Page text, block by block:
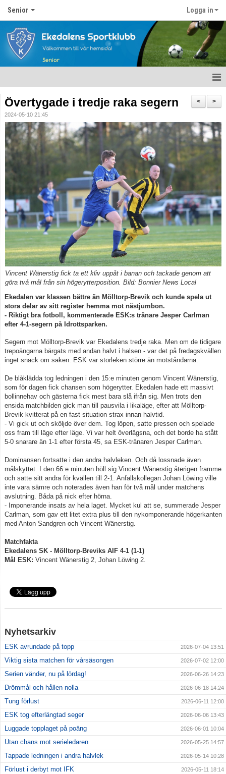
Senior Logga in
Nyheter
Kalender
Matcher
Ekedalens sk seniortrupp
Bildgalleri
Dokument
Kontakt
>
<
Övertygade i tredje raka segern
2024-05-10 21:45
Vincent Wänerstig fick ta ett kliv uppåt i banan och tackade genom att
göra två mål från sin högerytterposition. Bild: Bonnier News Local
Ekedalen var klassen bättre än Mölltorp-Brevik och kunde spela ut
stora delar av sitt register hemma mot nästjumbon.
- Riktigt bra fotboll, kommenterade ESK:s tränare Jesper Carlman
efter 4-1-segern på Idrottsparken.
Segern mot Mölltorp-Brevik var Ekedalens tredje raka. Men om de tidigare
trepoängarna bärgats med andan halvt i halsen - var det på fredagskvällen
inget snack om saken. ESK var storleken större än motståndarna.
De blåklädda tog ledningen i den 15:e minuten genom Vincent Wänerstig,
som för dagen fick chansen som högerytter. Ekedalen hade ett massivt
bollinnehav och gästerna fick mest bara slå ifrån sig. Men trots den
ensida matchbilden gick man till pausvila i likaläge, efter att Mölltorp-
Brevik kvitterat på en fast situation strax innan halvtid.
- Vi gick ut och sköljde över dem. Tog löpen, satte pressen och spelade
oss fram till läge efter läge. Vi var helt överlägsna, och det borde ha stått
5-0 snarare än 1-1 efter första 45, sa ESK-tränaren Jesper Carlman.
Dominansen fortsatte i den andra halvleken. Och då lossnade även
målskyttet. I den 66:e minuten höll sig Vincent Wänerstig återigen framme
och satte sitt andra för kvällen till 2-1. Anfallskollegan Johan Löwing ville
inte vara sämre och noterades även han för två mål under matchens
avslutning. Båda på nick efter hörna.
- Imponerande insats av hela laget. Mycket kul att se, summerade Jesper
Carlman, som gav ett litet extra plus till den nykomponerande högerkanten
med Anton Sandgren och Vincent Wänerstig.
Matchfakta
Ekedalens SK - Mölltorp-Breviks AIF 4-1 (1-1)
Mål ESK: Vincent Wänerstig 2, Johan Löwing 2.
Nyhetsarkiv
ESK avrundade på topp 2026-07-04 13:51
Viktig sista matchen för vårsäsongen 2026-07-02 12:00
Serien vänder, nu på lördag! 2026-06-26 14:23
Drömmål och hållen nolla 2026-06-18 14:24
Tung förlust 2026-06-11 12:00
ESK tog efterlängtad seger 2026-06-06 13:43
Luggade topplaget på poäng 2026-06-01 10:04
Utan chans mot serieledaren 2026-05-25 14:57
Tappade ledningen i andra halvlek 2026-05-14 10:28
Förlust i derbyt mot IFK 2026-05-11 18:14